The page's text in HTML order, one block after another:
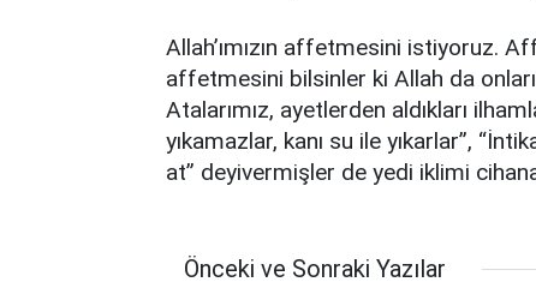
Allah’ımızın affetmesini istiyoruz.
affetmesini bilsinler ki Allah da
Atalarımız, ayetlerden aldıkları
yıkamazlar, kanı su ile yıkarlar”,
at” deyivermişler de yedi iklimi
Önceki ve Sonraki Yazılar